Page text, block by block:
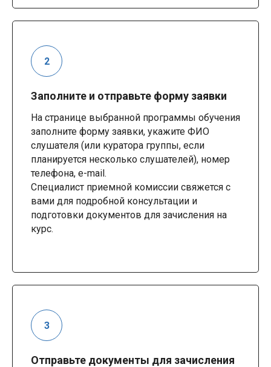
Заполните и отправьте форму заявки
На странице выбранной программы обучения
заполните форму заявки, укажите ФИО
слушателя (или куратора группы, если
планируется несколько слушателей), номер
телефона, e-mail.
Специалист приемной комиссии свяжется с
вами для подробной консультации и
подготовки документов для зачисления на
курс.
Отправьте документы для зачисления